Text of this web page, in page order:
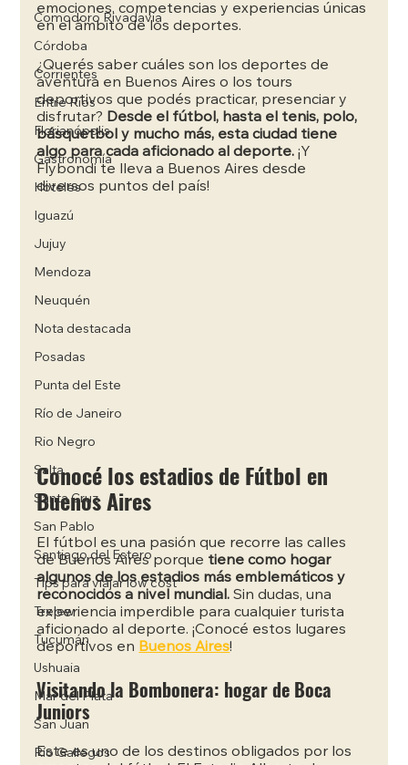
Comodoro Rivadavia
Córdoba
Corrientes
Entre Rios
Florianópolis
Gastronomía
Hoteles
Iguazú
Jujuy
Mendoza
Neuquén
Nota destacada
Posadas
Punta del Este
Río de Janeiro
Rio Negro
Salta
Santa Cruz
San Pablo
Santiago del Estero
Tips para viajar low cost
Trelew
Tucumán
Ushuaia
Mar del Plata
San Juan
Río Gallegos
emociones, competencias y experiencias únicas
en el ámbito de los deportes.
¿Querés saber cuáles son los deportes de
aventura en Buenos Aires o los tours
deportivos que podés practicar, presenciar y
disfrutar? Desde el fútbol, hasta el tenis, polo,
básquetbol y mucho más, esta ciudad tiene
algo para cada aficionado al deporte. ¡Y
Flybondi te lleva a Buenos Aires desde
diversos puntos del país!
Conocé los estadios de Fútbol en
Buenos Aires
El fútbol es una pasión que recorre las calles
de Buenos Aires porque tiene como hogar
algunos de los estadios más emblemáticos y
reconocidos a nivel mundial. Sin dudas, una
experiencia imperdible para cualquier turista
aficionado al deporte. ¡Conocé estos lugares
deportivos en Buenos Aires!
Visitando la Bombonera: hogar de Boca
Juniors
Este es uno de los destinos obligados por los